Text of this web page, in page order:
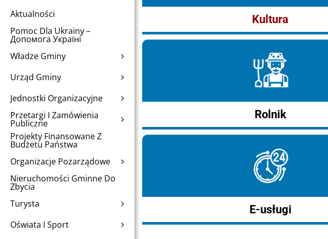
Aktualności
Pomoc Dla Ukrainy –
Допомога Україні
Władze Gminy
Urząd Gminy
Jednostki Organizacyjne
Przetargi I Zamówienia
Publiczne
Projekty Finansowane Z
Budżetu Państwa
Organizacje Pozarządowe
Nieruchomości Gminne Do
Zbycia
Turysta
Oświata I Sport
Kultura
Rolnik
E-usługi